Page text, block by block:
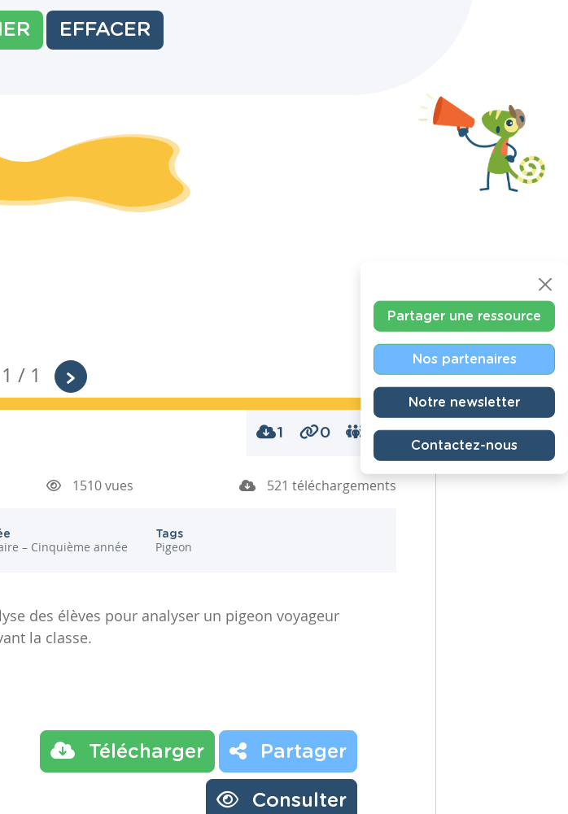
EFFACER
1 / 1
1 0 0
1510 vues 521 téléchargements
– Cinquième année
Tags
Pigeon
des élèves pour analyser un pigeon voyageur
la classe.
Télécharger Partager
Consulter
Partager une ressource
Nos partenaires
Notre newsletter
Contactez-nous